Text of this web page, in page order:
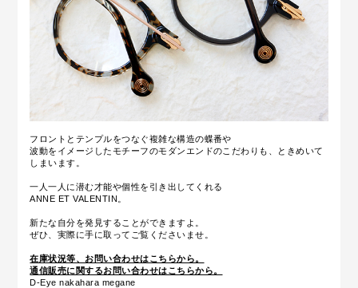
フロントとテンプルをつなぐ複雑な構造の蝶番や
波動をイメージしたモチーフのモダンエンドのこだわりも、ときめいて
しまいます。
一人一人に潜む才能や個性を引き出してくれる
ANNE ET VALENTIN。
新たな自分を発見することができますよ。
ぜひ、実際に手に取ってご覧くださいませ。
在庫状況等、お問い合わせはこちらから。
通信販売に関するお問い合わせはこちらから。
D-Eye nakahara megane